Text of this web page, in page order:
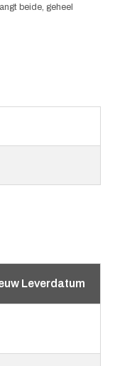
beide, geheel
Leverdatum